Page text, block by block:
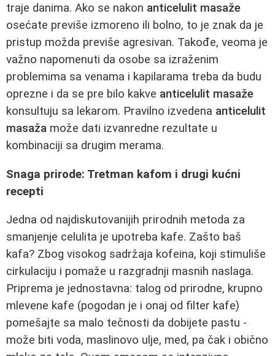
traje danima. Ako se nakon anticelulit masaže
osećate previše izmoreno ili bolno, to je znak da je
pristup možda previše agresivan. Takođe, veoma je
važno napomenuti da osobe sa izraženim
problemima sa venama i kapilarama treba da budu
oprezne i da se pre bilo kakve anticelulit masaže
konsultuju sa lekarom. Pravilno izvedena anticelulit
masaža može dati izvanredne rezultate u
kombinaciji sa drugim merama.
Snaga prirode: Tretman kafom i drugi kućni
recepti
Jedna od najdiskutovanijih prirodnih metoda za
smanjenje celulita je upotreba kafe. Zašto baš
kafa? Zbog visokog sadržaja kofeina, koji stimuliše
cirkulaciju i pomaže u razgradnji masnih naslaga.
Priprema je jednostavna: talog od prirodne, krupno
mlevene kafe (pogodan je i onaj od filter kafe)
pomešajte sa malo tečnosti da dobijete pastu -
može biti voda, maslinovo ulje, med, pa čak i obično